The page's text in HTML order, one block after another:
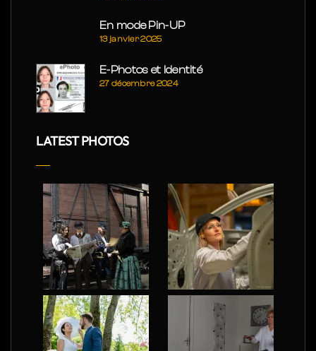
En mode Pin-UP
13 janvier 2025
E-Photos et Identité
27 décembre 2024
LATEST PHOTOS